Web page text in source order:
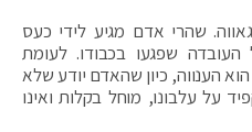
שהרי אדם מגיע לידי כעס
שפגעו בכבודו. לעומת
הענווה, כיון שהאדם יודע שלא
על עלבונו, מוחל בקלות ואינו